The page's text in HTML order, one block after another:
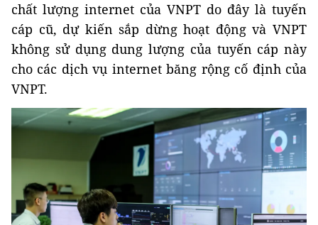
chất lượng internet của VNPT do đây là tuyến
cáp cũ, dự kiến sắp dừng hoạt động và VNPT
không sử dụng dung lượng của tuyến cáp này
cho các dịch vụ internet băng rộng cố định của
VNPT.